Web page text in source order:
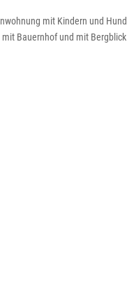
mit Kindern und Hund
mit Bauernhof und mit Bergblick